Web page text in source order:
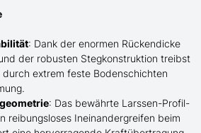
: Dank der enormen Rückendicke
der robusten Stegkonstruktion treibst
extrem feste Bodenschichten
: Das bewährte Larssen-Profil-
reibungsloses Ineinandergreifen beim